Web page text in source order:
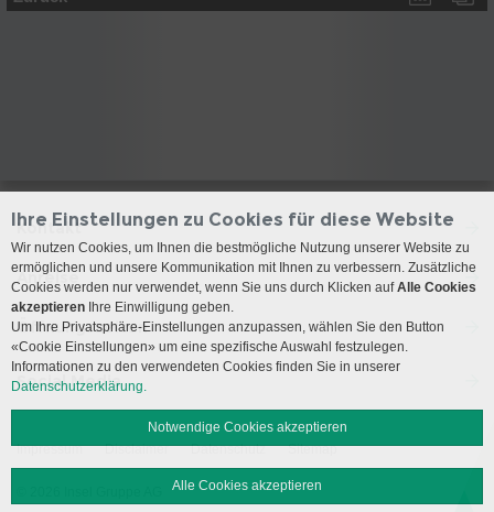
Kontakt
Anreise
Öffnungszeiten
Social Media
Impressum Disclaimer Datenschutz Sitemap
Ihre Einstellungen zu Cookies für diese Website
Wir nutzen Cookies, um Ihnen die bestmögliche Nutzung unserer Website zu
ermöglichen und unsere Kommunikation mit Ihnen zu verbessern. Zusätzliche
Cookies werden nur verwendet, wenn Sie uns durch Klicken aufAlle Cookies
akzeptieren Ihre Einwilligung geben.
Um Ihre Privatsphäre-Einstellungen anzupassen, wählen Sie den Button
«Cookie Einstellungen» um eine spezifische Auswahl festzulegen.
Informationen zu den verwendeten Cookies finden Sie in unserer
Datenschutzerklärung.
Notwendige Cookies akzeptieren
Alle Cookies akzeptieren